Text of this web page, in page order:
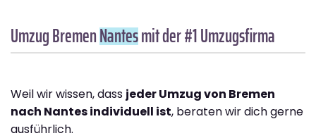
Umzug BremenNantesmit der #1 Umzugsfirma
Weil wir wissen, dass jeder Umzug von Bremen
nach Nantes individuell ist, beraten wir dich gerne
ausführlich.